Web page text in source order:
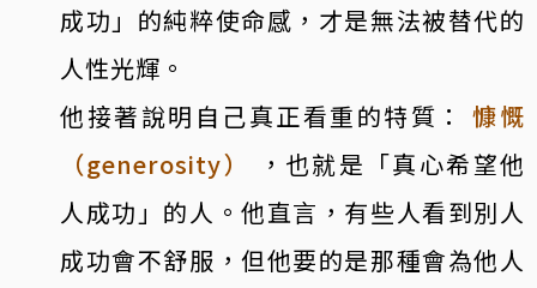
成功」的純粹使命感，才是無法被替代的
人性光輝。
他接著說明自己真正看重的特質：
慷慨
（generosity）
，也就是「真心希望他
人成功」的人。他直言，有些人看到別人
成功會不舒服，但他要的是那種會為他人